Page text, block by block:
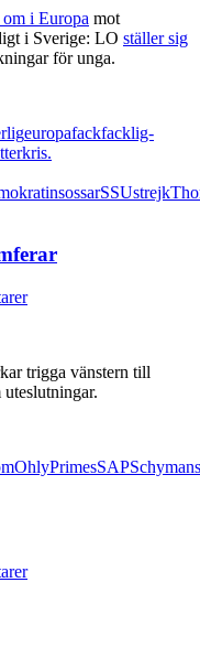
i Europa mot
i Sverige: LO ställer sig
för unga.
europafackfacklig-
kris.
sossarSSUstrejk
trigga vänstern till
OhlyPrimesSAPSchyman